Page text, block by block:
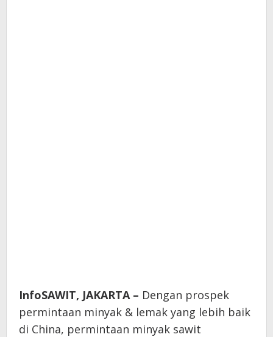
InfoSAWIT, JAKARTA – Dengan prospek
permintaan minyak & lemak yang lebih baik
di China, permintaan minyak sawit